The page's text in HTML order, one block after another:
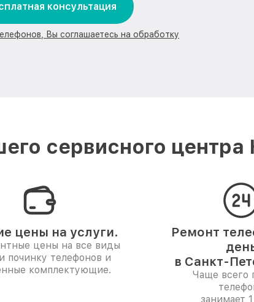
консультация
Вы соглашаетесь на обработку
сервисного центра
цены на услуги.
цены на все виды
починку телефонов и
комплектующие.
Ремонт
в Санкт-
Чаще всего
занимает